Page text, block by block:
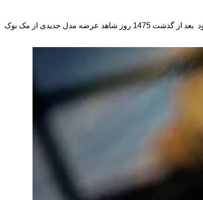
در مقایسه با مک بوک ایر، مک مینی وضعیتی به مراتب بدتر دارد چرا که از سال 2014 رنگ ارتقا را به خود ندیده است.به عبارتی دیگر انتظار می رود بعد از گذشت 1475 روز شاهد عرضه مدل جدیدی از مک بوک